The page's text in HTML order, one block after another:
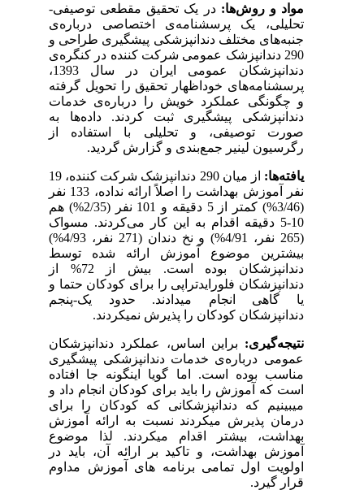
مواد و روش‌ها:در یک تحقیق مقطعی توصیفی-
تحلیلی، یک پرسشنامه‌ی اختصاصی درباره‌ی
جنبه‌های مختلف دندانپزشکی پیشگیری طراحی و
290 دندانپزشک عمومی شرکت کننده در کنگره‌ی
دندانپزشکان عمومی ایران در سال 1393،
پرسشنامه‌های خوداظهار تحقیق را تحویل گرفته
و چگونگی عملکرد خویش را درباره‌ی خدمات
دندانپزشکی پیشگیری ثبت کردند. داده‌ها به
صورت توصیفی، و تحلیلی با استفاده از
رگرسیون لینیر جمع‌بندی و گزارش گردید.
یافته‌ها:
از میان 290 دندانپزشک شرکت کننده، 19
نفر آموزش بهداشت را اصلاً ارائه نداده، 133 نفر
(3/46%) کمتر از 5 دقیقه و 101 نفر (2/35%) هم
10-5 دقیقه اقدام به این کار می‌کردند. مسواک
(265 نفر، 4/91%) و نخ دندان (271 نفر، 4/93%)
بیشترین موضوع آموزش ارائه شده توسط
دندانپزشکان بوده است. بیش از 72% از
دندانپزشکان فلورایدتراپی را برای کودکان حتما و
یا گاهی انجام می­دادند. حدود یک-پنجم
دندانپزشکان کودکان را پذیرش نمی­کردند.
نتیجه‌گیری:براین اساس، عملکرد دندانپزشکان
عمومی درباره‌ی خدمات دندانپزشکی پیشگیری
مناسب بوده است. اما گویا اینگونه جا افتاده
است که آموزش را باید برای کودکان انجام داد و
می­بینیم که دندانپزشکانی که کودکان را برای
درمان پذیرش می­کردند نسبت به ارائه آموزش
بهداشت، بیشتر اقدام می­کردند. لذا موضوع
آموزش بهداشت، و تاکید بر ارائه آن، باید در
اولویت اول تمامی برنامه های آموزش مداوم
قرار گیرد.